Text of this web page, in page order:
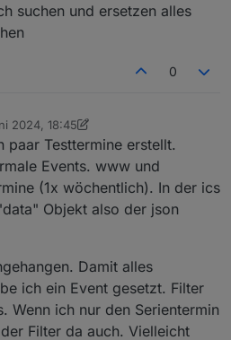
suchen und ersetzen alles
0
2024, 18:45
mika84
paar Testtermine erstellt.
Events. www und
(1x wöchentlich). In der ics
Objekt also der json
Damit alles
ich ein Event gesetzt. Filter
Wenn ich nur den Serientermin
Filter da auch. Vielleicht